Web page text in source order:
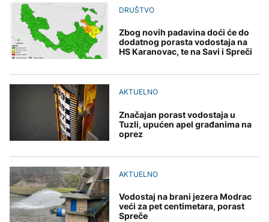
aktivan, gust dim
otežava gašenje iz zraka
AKTUELNO
Požar kod Konjica i dalje
otežava gašenje iz zraka
kontrolisala više od 300
plaža zbog nelegalnog
zauzimanja obale
Španija postavila
ultimatum Italiji da ukine
FOKUS
Amerikanci
mogao testirati NATO
ograničenim napadom,
najveći rizik od jeseni
djece moraju platiti 942
KULTURA
drevnim piramidama
Rihanna radi na novom
DRUŠTVO
Zbog novih padavina doći će do
dodatnog porasta vodostaja na
HS Karanovac, te na Savi i Spreči
AKTUELNO
Značajan porast vodostaja u
Tuzli, upućen apel građanima na
oprez
AKTUELNO
Vodostaj na brani jezera Modrac
veći za pet centimetara, porast
Spreče